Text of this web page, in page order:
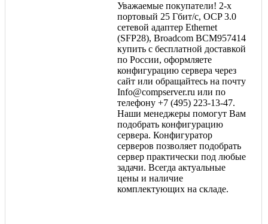
Уважаемые покупатели! 2-х
портовый 25 Гбит/с, OCP 3.0
сетевой адаптер Ethernet
(SFP28), Broadcom BCM957414
купить с бесплатной доставкой
по России, оформляете
конфигурацию сервера через
сайт или обращайтесь на почту
Info@compserver.ru или по
телефону +7 (495) 223-13-47.
Наши менеджеры помогут Вам
подобрать конфигурацию
сервера. Конфигуратор
серверов позволяет подобрать
сервер практически под любые
задачи. Всегда актуальные
цены и наличие
комплектующих на складе.